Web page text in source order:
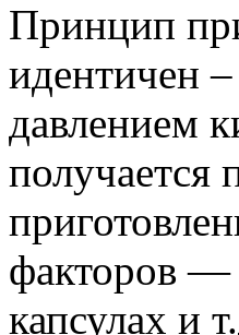
Принцип
идентичен
давлением
получается
факторов —
капсулах и